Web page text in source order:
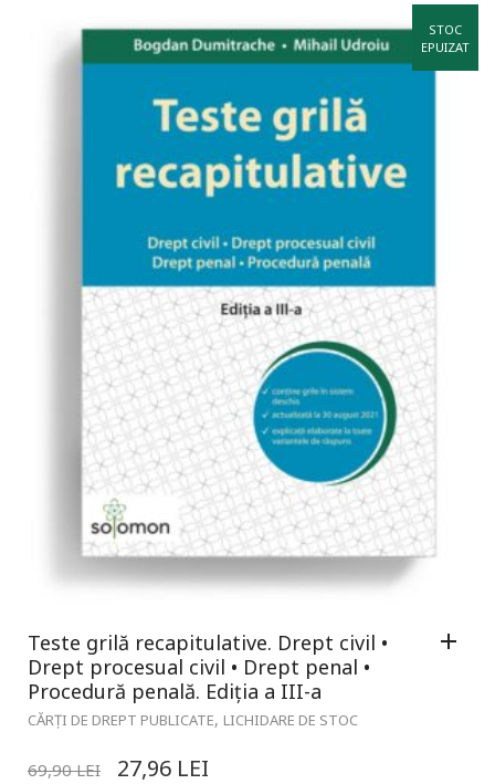
STOC
EPUIZAT
Teste grilă recapitulative. Drept civil •
Drept procesual civil • Drept penal •
Procedură penală. Ediția a III-a
CĂRȚI DE DREPT PUBLICATE, LICHIDARE DE STOC
69,90LEI 27,96 LEI